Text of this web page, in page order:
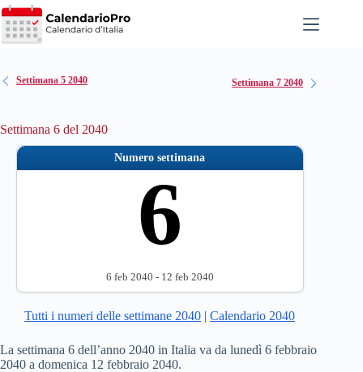
Salta
al
contenuto
Settimana 5 2040 Settimana 7 2040
Settimana 6 del 2040
Numero settimana
6
6 feb 2040 - 12 feb 2040
Tutti i numeri delle settimane 2040 |Calendario 2040
La settimana 6 dell’anno 2040 in Italia va da lunedì 6 febbraio
2040 a domenica 12 febbraio 2040.